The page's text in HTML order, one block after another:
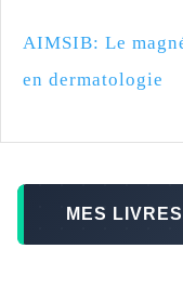
AIMSIB: Le
en dermatologie
MES LIVRES